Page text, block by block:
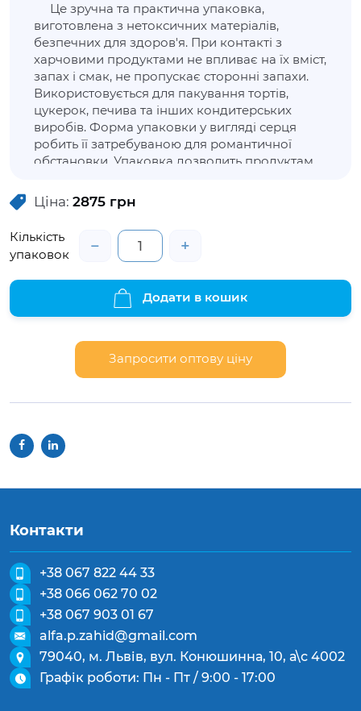
Це зручна та практична упаковка,
виготовлена з нетоксичних матеріалів,
безпечних для здоров'я. При контакті з
харчовими продуктами не впливає на їх вміст,
запах і смак, не пропускає сторонні запахи.
Використовується для пакування тортів,
цукерок, печива та інших кондитерських
виробів. Форма упаковки у вигляді серця
робить її затребуваною для романтичної
обстановки. Упаковка дозволить продуктам
зберегти свіжість та властивості. Дана
упаковка має незнімну кришку, що
відкривається та щільно закривається за
допомогою спеціальних замків.
Ціна: 2875 грн
Кількість
упаковок
− +
Додати в кошик
Запросити оптову ціну
Контакти
+38 067 822 44 33
+38 066 062 70 02
+38 067 903 01 67
alfa.p.zahid@gmail.com
79040, м. Львів, вул. Конюшинна, 10, а\с 4002
Графік роботи: Пн - Пт / 9:00 - 17:00